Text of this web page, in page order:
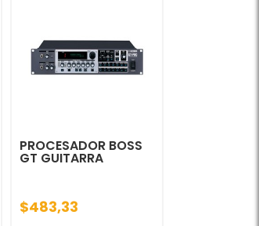
PROCESADOR BOSS
GT GUITARRA
$483,33